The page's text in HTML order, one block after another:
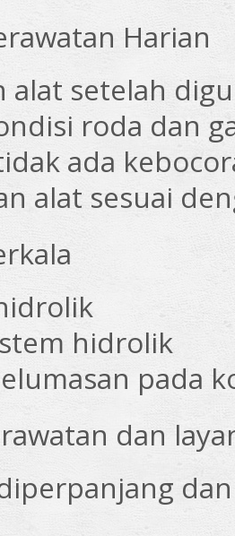
Harian
alat setelah
roda dan
ada
alat sesuai
hidrolik
pada
dan